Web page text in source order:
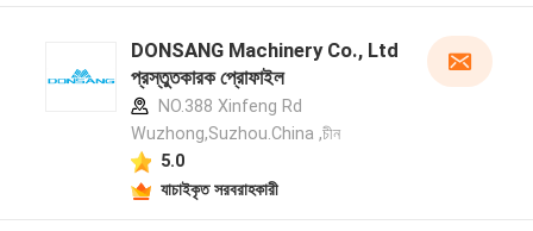
DONSANG Machinery Co., Ltd
প্রস্তুতকারক প্রোফাইল
NO.388 Xinfeng Rd
Wuzhong,Suzhou.China ,চীন
5.0
যাচাইকৃত সরবরাহকারী